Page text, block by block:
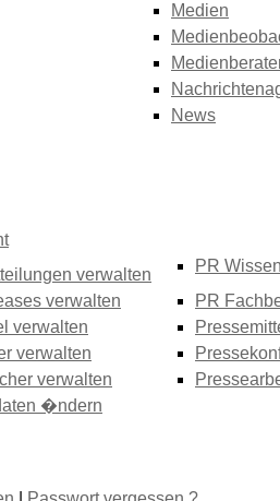
Medien
News
verwalten
verwalten
verwalten
verwalten
verwalten
�ndern
PR
PR